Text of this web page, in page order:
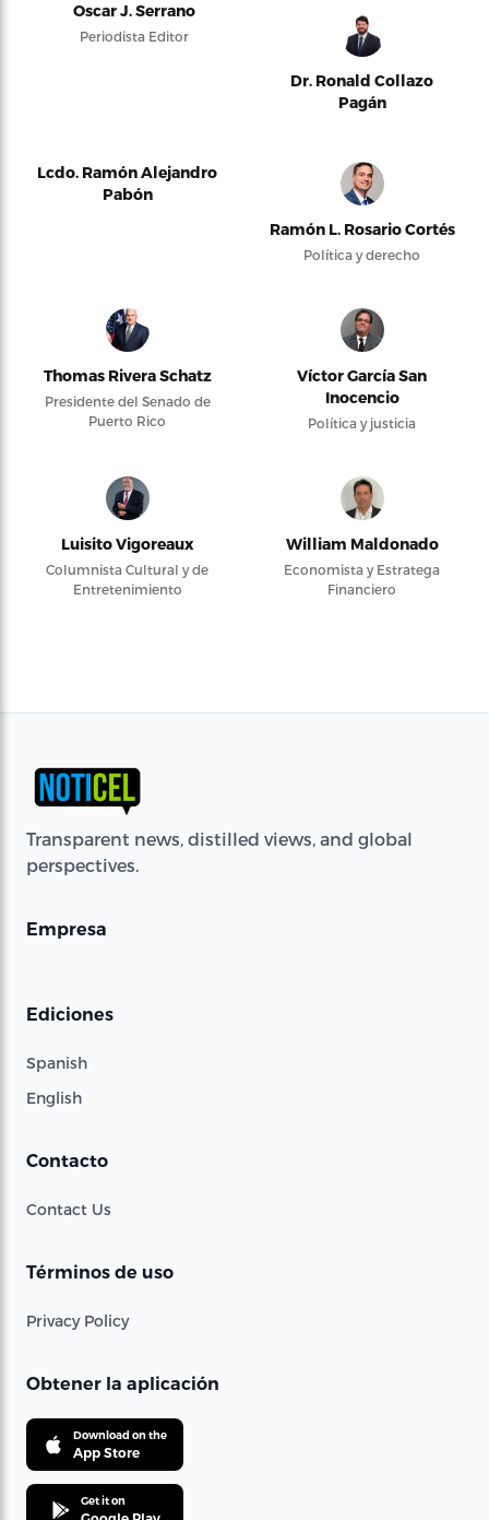
Oscar J. Serrano
Periodista Editor
Dr. Ronald Collazo
Pagán
Lcdo. Ramón Alejandro
Pabón
Ramón L. Rosario Cortés
Política y derecho
Thomas Rivera Schatz
Presidente del Senado de
Puerto Rico
Víctor García San
Inocencio
Política y justicia
Luisito Vigoreaux
Columnista Cultural y de
Entretenimiento
William Maldonado
Economista y Estratega
Financiero
Transparent news, distilled views, and global
perspectives.
Empresa
Ediciones
Spanish
English
Contacto
Contact Us
Términos de uso
Privacy Policy
Obtener la aplicación
Download on the
App Store
Get it on